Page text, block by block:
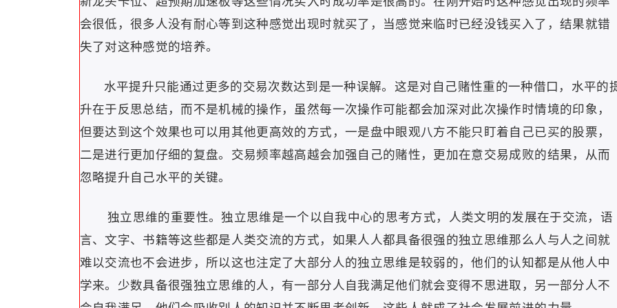
会很低，很多人没有耐心等到这种感觉出现时就买了，当感觉来临时已经没钱买入了，结果就错
失了对这种感觉的培养。
水平提升只能通过更多的交易次数达到是一种误解。这是对自己赌性重的一种借口，水平的
升在于反思总结，而不是机械的操作，虽然每一次操作可能都会加深对此次操作时情境的印象，
但要达到这个效果也可以用其他更高效的方式，一是盘中眼观八方不能只盯着自己已买的股票，
二是进行更加仔细的复盘。交易频率越高越会加强自己的赌性，更加在意交易成败的结果，从而
忽略提升自己水平的关键。
独立思维的重要性。独立思维是一个以自我中心的思考方式，人类文明的发展在于交流，语
言、文字、书籍等这些都是人类交流的方式，如果人人都具备很强的独立思维那么人与人之间就
难以交流也不会进步，所以这也注定了大部分人的独立思维是较弱的，他们的认知都是从他人中
学来。少数具备很强独立思维的人，有一部分人自我满足他们就会变得不思进取，另一部分人不